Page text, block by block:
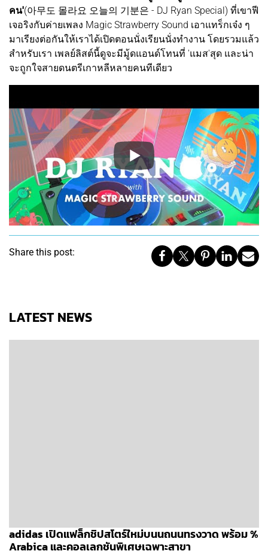
คน'(아무도 몰라요 오늘의 기분은 - DJ Ryan Special) ที่เขาฟี
เจอริงกับค่ายเพลง Magic Strawberry Sound เอาแทร็กเจ๋ง ๆ
มาเรียงต่อกันให้เราได้เปิดตอนนั่งเรียนนั่งทำงาน โดยรวมแล้ว
สำหรับเรา เพลย์ลิสต์นี้ดูจะมีมู้ดแอนด์โทนที่ 'แมส'สุด และน่า
จะถูกใจสายดนตรีเกาหลีหลายคนทีเดียว
Share this post:
LATEST NEWS
adidas เปิดแฟล็กชิปสโตร์ใหม่บนนถนนทรงวาด พร้อม %
Arabica และคอลเลกชันพิเศษเฉพาะสาขา